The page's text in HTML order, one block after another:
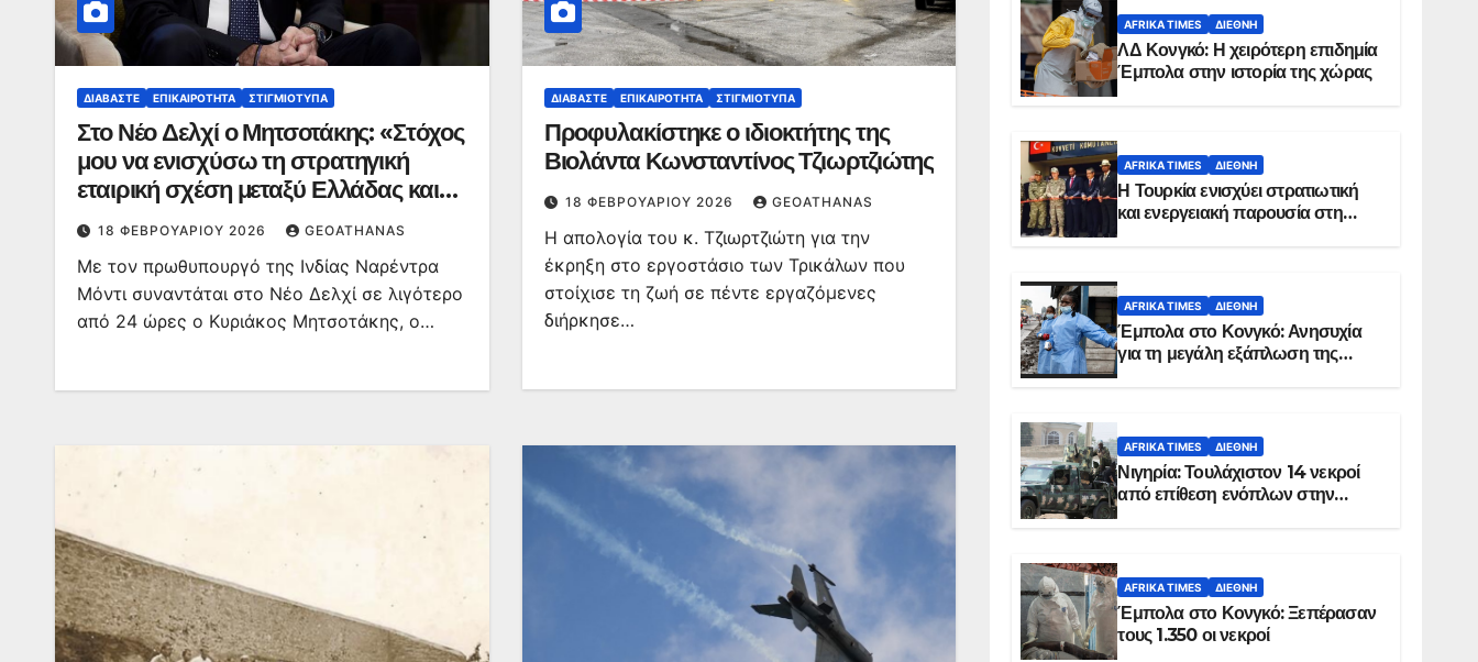
ΔΙΑΒΆΣΤΕ ΕΠΙΚΑΙΡΌΤΗΤΑ ΣΤΙΓΜΙΌΤΥΠΑ
Στο Νέο Δελχί ο Μητσοτάκης: «Στόχος
μου να ενισχύσω τη στρατηγική
εταιρική σχέση μεταξύ Ελλάδας και
Ινδίας»
18 ΦΕΒΡΟΥΑΡΊΟΥ 2026 GEOATHANAS
Με τον πρωθυπουργό της Ινδίας Ναρέντρα
Μόντι συναντάται στο Νέο Δελχί σε λιγότερο
από 24 ώρες ο Κυριάκος Μητσοτάκης, ο…
ΔΙΑΒΆΣΤΕ ΕΠΙΚΑΙΡΌΤΗΤΑ ΣΤΙΓΜΙΌΤΥΠΑ
Προφυλακίστηκε ο ιδιοκτήτης της
Βιολάντα Κωνσταντίνος Τζιωρτζιώτης
18 ΦΕΒΡΟΥΑΡΊΟΥ 2026 GEOATHANAS
Η απολογία του κ. Τζιωρτζιώτη για την
έκρηξη στο εργοστάσιο των Τρικάλων που
στοίχισε τη ζωή σε πέντε εργαζόμενες
διήρκησε…
AFRIKA TIMES ΔΙΕΘΝΉ
ΛΔ Κονγκό: Η χειρότερη επιδημία
Έμπολα στην ιστορία της χώρας
AFRIKA TIMES ΔΙΕΘΝΉ
Η Τουρκία ενισχύει στρατιωτική
και ενεργειακή παρουσία στη
AFRIKA TIMES ΔΙΕΘΝΉ
Έμπολα στο Κονγκό: Ανησυχία
για τη μεγάλη εξάπλωση της
AFRIKA TIMES ΔΙΕΘΝΉ
Νιγηρία: Τουλάχιστον 14 νεκροί
από επίθεση ενόπλων στην
AFRIKA TIMES ΔΙΕΘΝΉ
Έμπολα στο Κονγκό: Ξεπέρασαν
τους 1.350 οι νεκροί